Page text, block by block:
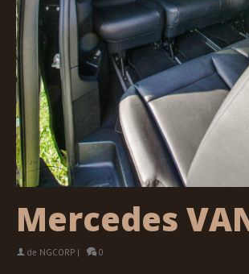
Mercedes
de NGCORP | 0